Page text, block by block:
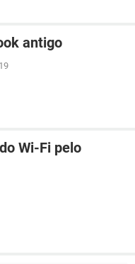
antigo
Wi-Fi pelo